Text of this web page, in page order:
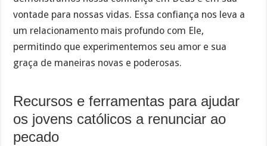
vontade para nossas vidas. Essa confiança nos leva a
um relacionamento mais profundo com Ele,
permitindo que experimentemos seu amor e sua
graça de maneiras novas e poderosas.
Recursos e ferramentas para ajudar
os jovens católicos a renunciar ao
pecado